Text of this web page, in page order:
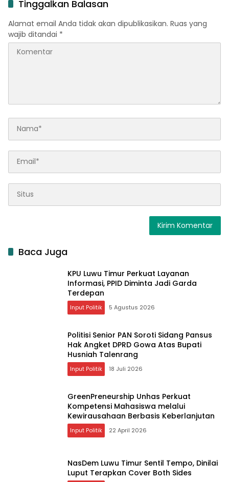
Tinggalkan Balasan
Alamat email Anda tidak akan dipublikasikan. Ruas yang
wajib ditandai *
Baca Juga
KPU Luwu Timur Perkuat Layanan
Informasi, PPID Diminta Jadi Garda
Terdepan
Input Politik 5 Agustus 2026
Politisi Senior PAN Soroti Sidang Pansus
Hak Angket DPRD Gowa Atas Bupati
Husniah Talenrang
Input Politik 18 Juli 2026
GreenPreneurship Unhas Perkuat
Kompetensi Mahasiswa melalui
Kewirausahaan Berbasis Keberlanjutan
Input Politik 22 April 2026
NasDem Luwu Timur Sentil Tempo, Dinilai
Luput Terapkan Cover Both Sides